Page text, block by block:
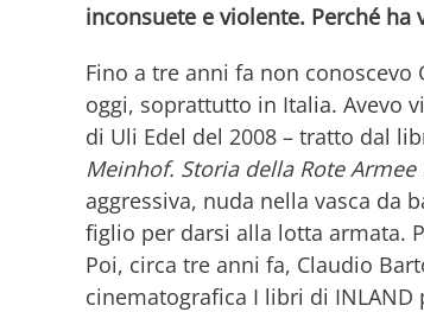
inconsuete e violente. Perché ha
Fino a tre anni fa non
oggi, soprattutto in Italia. Avevo
di Uli Edel del 2008 – tratto dal
Meinhof. Storia della Rote Armee
aggressiva, nuda nella vasca da
figlio per darsi alla lotta armata.
Poi, circa tre anni fa, Claudio
cinematografica I libri di